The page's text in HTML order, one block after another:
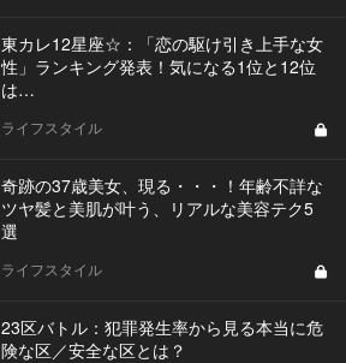
東カレ12星座☆：「恋の駆け引き上手な女
性」ランキング発表！気になる1位と12位
は…
ライフスタイル
奇跡の37歳美女、現る・・・！年齢不詳な
ツヤ髪と美肌が叶う、リアルな美容テク5
選
ライフスタイル
23区バトル：犯罪発生率から見る本当に危
険な区／安全な区とは？